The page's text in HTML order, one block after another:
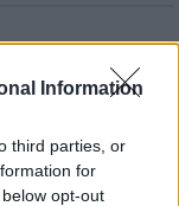
Information
third parties, or
for
opt-out